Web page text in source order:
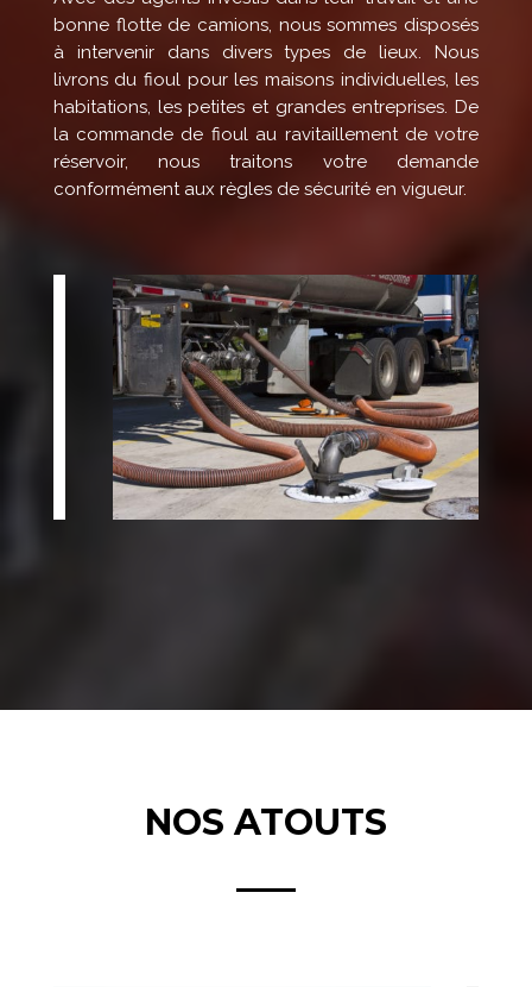
bonne flotte de camions, nous sommes disposés
à intervenir dans divers types de lieux. Nous
livrons du fioul pour les maisons individuelles, les
habitations, les petites et grandes entreprises. De
la commande de fioul au ravitaillement de votre
réservoir, nous traitons votre demande
conformément aux règles de sécurité en vigueur.
NOS ATOUTS